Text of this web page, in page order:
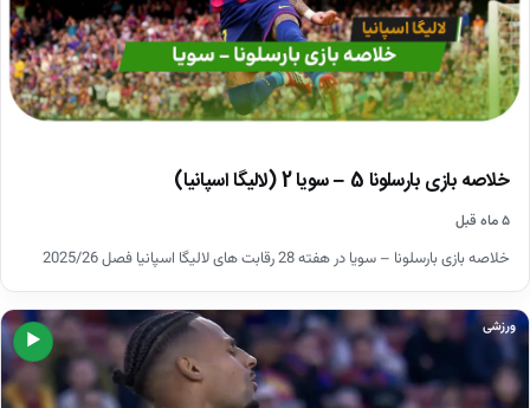
خلاصه بازی بارسلونا 5 – سویا 2 (لالیگا اسپانیا)
۵ ماه قبل
خلاصه بازی بارسلونا – سویا در هفته 28 رقابت های لالیگا اسپانیا فصل 2025/26
▶
ورزشی